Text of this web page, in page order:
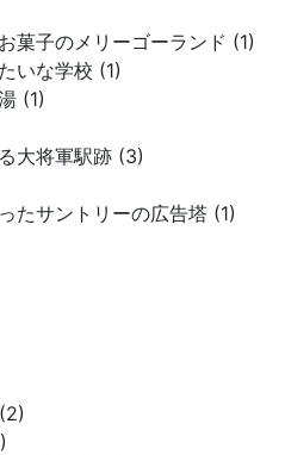
菓子のメリーゴーランド (1)
いな学校 (1)
(1)
大将軍駅跡 (3)
たサントリーの広告塔 (1)